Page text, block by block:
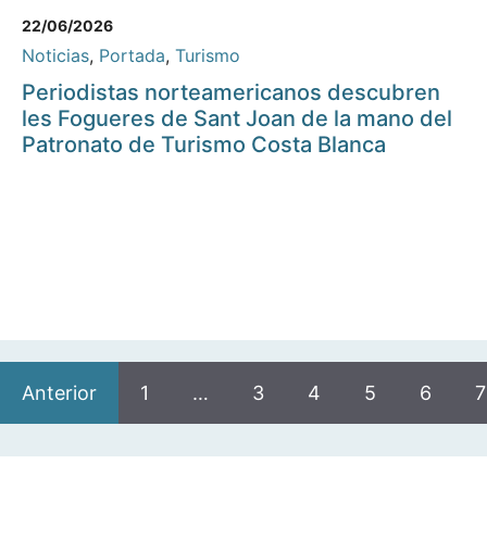
22/06/2026
Noticias, Portada, Turismo
Periodistas norteamericanos descubren
les Fogueres de Sant Joan de la mano del
Patronato de Turismo Costa Blanca
Anterior 1 … 3 4 5 6 7